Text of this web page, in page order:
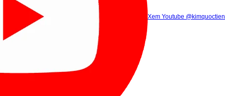
Xem Tik Tok
Gọi điện (8h00 - 21h30)
Xem Youtube @kimquoctien